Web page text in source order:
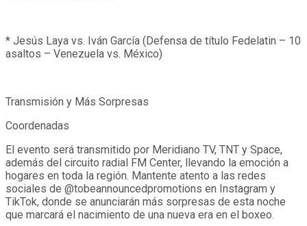
* Jesús Laya vs. Iván García (Defensa de título Fedelatin – 10
asaltos – Venezuela vs. México)
Transmisión y Más Sorpresas
Coordenadas
El evento será transmitido por Meridiano TV, TNT y Space,
además del circuito radial FM Center, llevando la emoción a
hogares en toda la región. Mantente atento a las redes
sociales de @tobeannouncedpromotions en Instagram y
TikTok, donde se anunciarán más sorpresas de esta noche
que marcará el nacimiento de una nueva era en el boxeo.